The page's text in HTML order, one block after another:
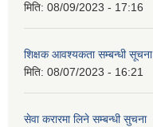
मिति: 08/09/2023 - 17:16
शिक्षक आवश्यकता सम्बन्धी सूचना
मिति: 08/07/2023 - 16:21
सेवा करारमा लिने सम्बन्धी सुचना